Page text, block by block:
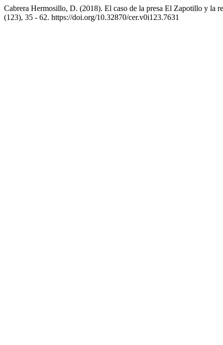
Cabrera Hermosillo, D. (2018). El caso de la presa El Zapotillo y la
(123), 35 - 62. https://doi.org/10.32870/cer.v0i123.7631